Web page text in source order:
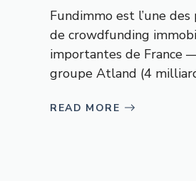
Fundimmo est l’une
de crowdfunding
importantes de France
groupe Atland (4
READ MORE